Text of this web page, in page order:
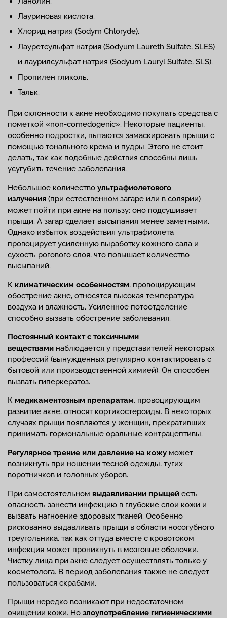
Лауриновая кислота.
Хлорид натрия (Sodym Chloryde).
Лауретсульфат натрия (Sodyum Laureth Sulfate, SLES)
и лаурилсульфат натрия (Sodyum Lauryl Sulfate, SLS).
Пропилен гликоль.
Тальк.
При склонности к акне необходимо покупать средства с
пометкой «non-comedogenic». Некоторые пациенты,
особенно подростки, пытаются замаскировать прыщи с
помощью тонального крема и пудры. Этого не стоит
делать, так как подобные действия способны лишь
усугубить течение заболевания.
Небольшое количество ультрафиолетового
излучения (при естественном загаре или в солярии)
может пойти при акне на пользу: оно подсушивает
прыщи. А загар сделает высыпания менее заметными.
Однако избыток воздействия ультрафиолета
провоцирует усиленную выработку кожного сала и
сухость рогового слоя, что повышает количество
высыпаний.
К климатическим особенностям, провоцирующим
обострение акне, относятся высокая температура
воздуха и влажность. Усиленное потоотделение
способно вызвать обострение заболевания.
Постоянный контакт с токсичными
веществами наблюдается у представителей некоторых
профессий (вынужденных регулярно контактировать с
бытовой или производственной химией). Он способен
вызвать гиперкератоз.
К медикаментозным препаратам, провоцирующим
развитие акне, относят кортикостероиды. В некоторых
случаях прыщи появляются у женщин, прекративших
принимать гормональные оральные контрацептивы.
Регулярное трение или давление на кожу может
возникнуть при ношении тесной одежды, тугих
воротничков и головных уборов.
При самостоятельном выдавливании прыщей есть
опасность занести инфекцию в глубокие слои кожи и
вызвать нагноение здоровых тканей. Особенно
рискованно выдавливать прыщи в области носогубного
треугольника, так как оттуда вместе с кровотоком
инфекция может проникнуть в мозговые оболочки.
Чистку лица при акне следует осуществлять только у
косметолога. В период заболевания также не следует
пользоваться скрабами.
Прыщи нередко возникают при недостаточном
очищении кожи. Но злоупотребление гигиеническими